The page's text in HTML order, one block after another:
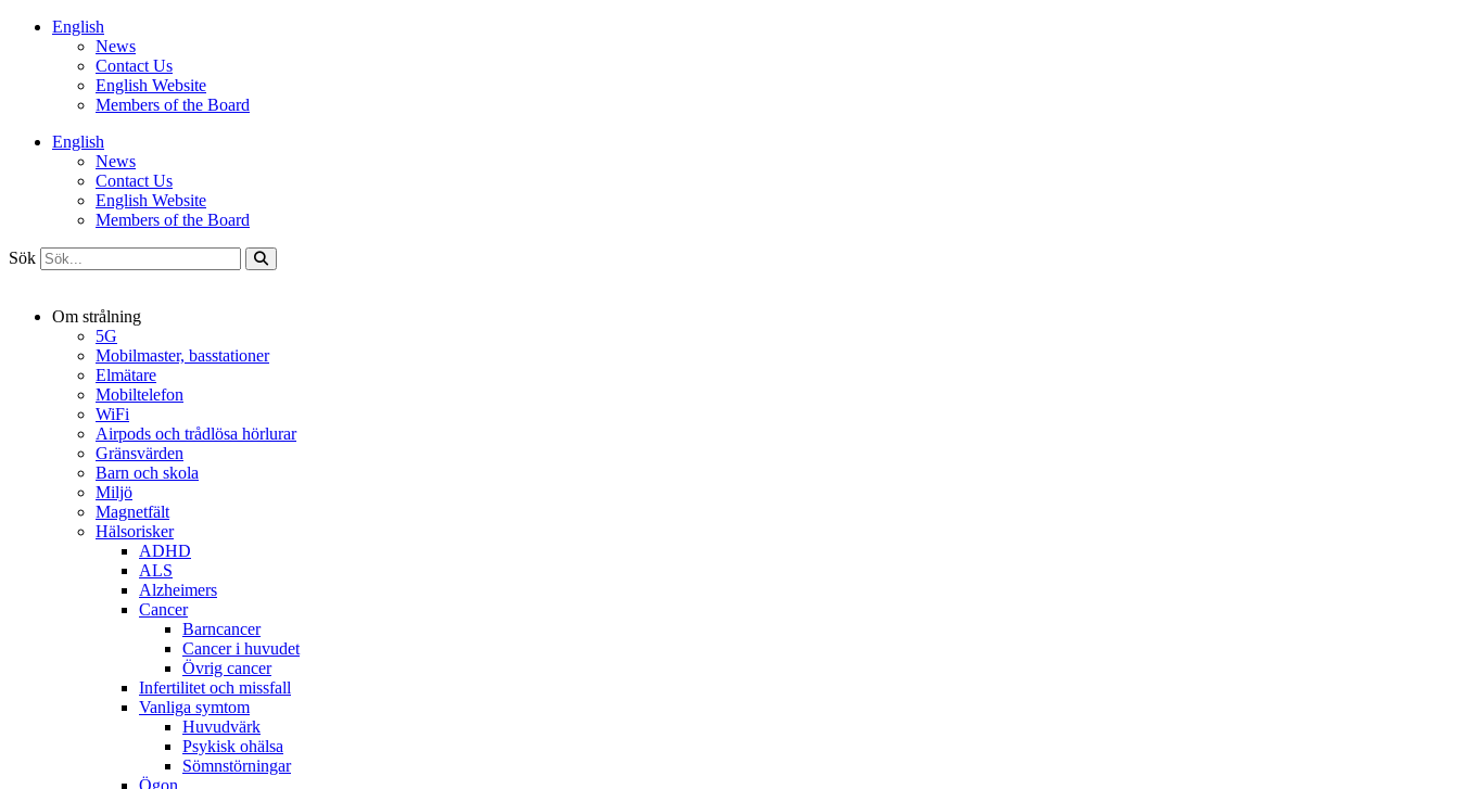
HoppaEnglish
News
Contact Us
English Website
Members of the Board
English
News
Contact Us
English Website
Members of the Board
Sök
Om strålning
5G
Mobilmaster, basstationer
Elmätare
Mobiltelefon
WiFi
Airpods och trådlösa hörlurar
Gränsvärden
Barn och skola
Miljö
Magnetfält
Hälsorisker
ADHD
ALS
Alzheimers
Cancer
Barncancer
Cancer i huvudet
Övrig cancer
Infertilitet och missfall
Vanliga symtom
Huvudvärk
Psykisk ohälsa
Sömnstörningar
Ögon